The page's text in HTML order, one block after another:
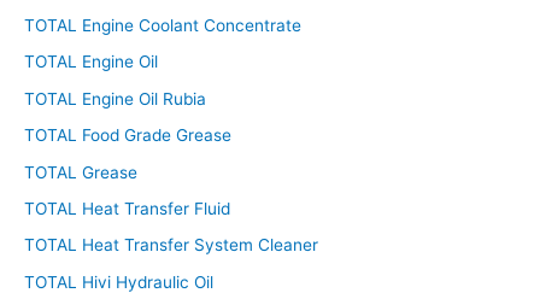
TOTAL Engine Coolant Concentrate
TOTAL Engine Oil
TOTAL Engine Oil Rubia
TOTAL Food Grade Grease
TOTAL Grease
TOTAL Heat Transfer Fluid
TOTAL Heat Transfer System Cleaner
TOTAL Hivi Hydraulic Oil